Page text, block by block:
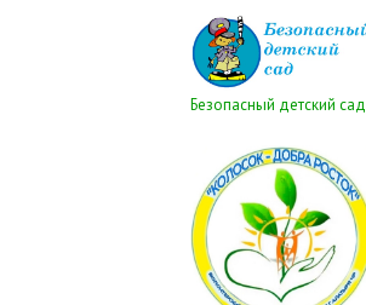
Безопасный детский сад